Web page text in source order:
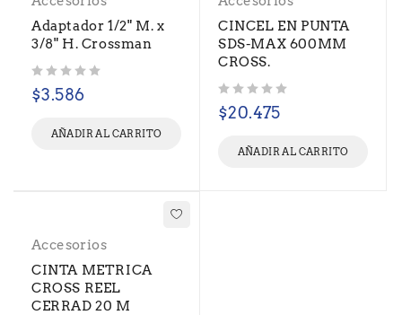
Adaptador 1/2" M. x
3/8" H. Crossman
$3.586
AÑADIR AL CARRITO
CINCEL EN PUNTA
SDS-MAX 600MM
CROSS.
$20.475
AÑADIR AL CARRITO
Accesorios
CINTA METRICA
CROSS REEL
CERRAD 20 M